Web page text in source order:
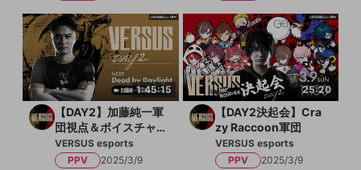
1:45:15
【DAY2】加藤純一軍
団視点＆ボイスチャ
ット「Dead by Dayli
ght」
VERSUS esports
PPV
2025/3/9
25:20
【DAY2決起会】Cra
zy Raccoon軍団
VERSUS esports
PPV
2025/3/9
このチケットは2025/4/30 14:59まで有効
です